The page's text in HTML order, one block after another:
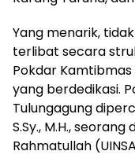
​Yang menarik,
terlibat secara
Pokdar
yang berdedikasi.
Tulungagung
S.Sy., M.H.,
Rahmatullah